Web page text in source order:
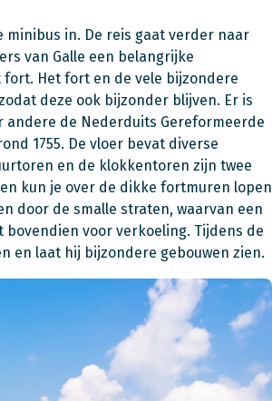
in. De reis gaat verder naar
van Galle een belangrijke
Het fort en de vele bijzondere
deze ook bijzonder blijven. Er is
andere de Nederduits Gereformeerde
1755. De vloer bevat diverse
en de klokkentoren zijn twee
kun je over de dikke fortmuren lopen
door de smalle straten, waarvan een
voor verkoeling. Tijdens de
en laat hij bijzondere gebouwen zien.